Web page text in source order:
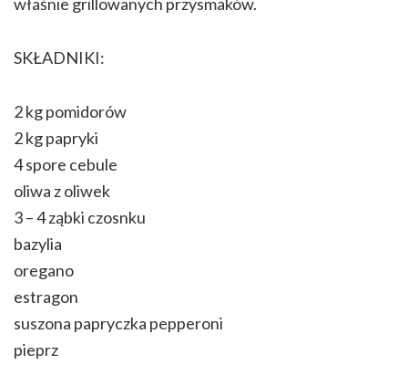
SKŁADNIKI:
2 kg pomidorów
2 kg papryki
4 spore cebule
oliwa z oliwek
3 – 4 ząbki czosnku
bazylia
oregano
estragon
suszona papryczka pepperoni
pieprz